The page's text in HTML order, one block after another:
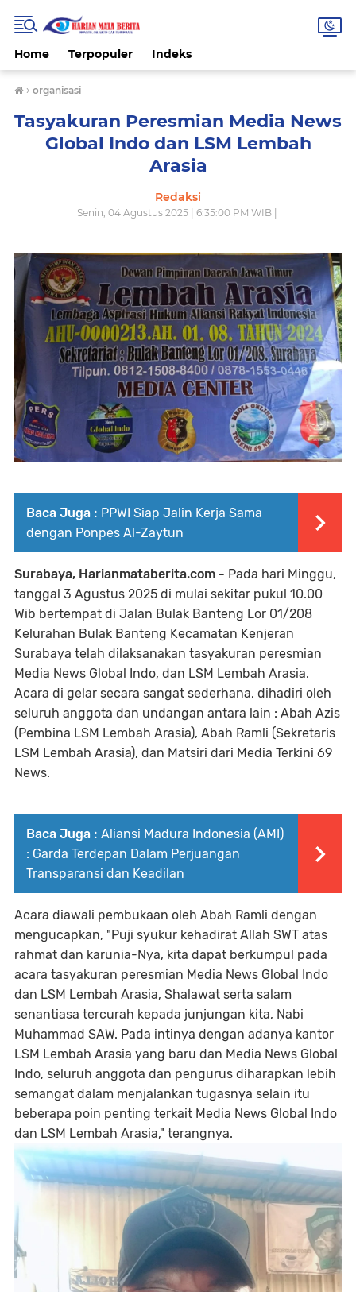
Home Terpopuler Indeks
› organisasi
Tasyakuran Peresmian Media News
Global Indo dan LSM Lembah
Arasia
Redaksi
Senin, 04 Agustus 2025 | 6:35:00 PM WIB |
Baca Juga : PPWI Siap Jalin Kerja Sama
dengan Ponpes Al-Zaytun
Surabaya, Harianmataberita.com - Pada hari Minggu,
tanggal 3 Agustus 2025 di mulai sekitar pukul 10.00
Wib bertempat di Jalan Bulak Banteng Lor 01/208
Kelurahan Bulak Banteng Kecamatan Kenjeran
Surabaya telah dilaksanakan tasyakuran peresmian
Media News Global Indo, dan LSM Lembah Arasia.
Acara di gelar secara sangat sederhana, dihadiri oleh
seluruh anggota dan undangan antara lain : Abah Azis
(Pembina LSM Lembah Arasia), Abah Ramli (Sekretaris
LSM Lembah Arasia), dan Matsiri dari Media Terkini 69
News.
Baca Juga : Aliansi Madura Indonesia (AMI)
: Garda Terdepan Dalam Perjuangan
Transparansi dan Keadilan
Acara diawali pembukaan oleh Abah Ramli dengan
mengucapkan, "Puji syukur kehadirat Allah SWT atas
rahmat dan karunia-Nya, kita dapat berkumpul pada
acara tasyakuran peresmian Media News Global Indo
dan LSM Lembah Arasia, Shalawat serta salam
senantiasa tercurah kepada junjungan kita, Nabi
Muhammad SAW. Pada intinya dengan adanya kantor
LSM Lembah Arasia yang baru dan Media News Global
Indo, seluruh anggota dan pengurus diharapkan lebih
semangat dalam menjalankan tugasnya selain itu
beberapa poin penting terkait Media News Global Indo
dan LSM Lembah Arasia," terangnya.